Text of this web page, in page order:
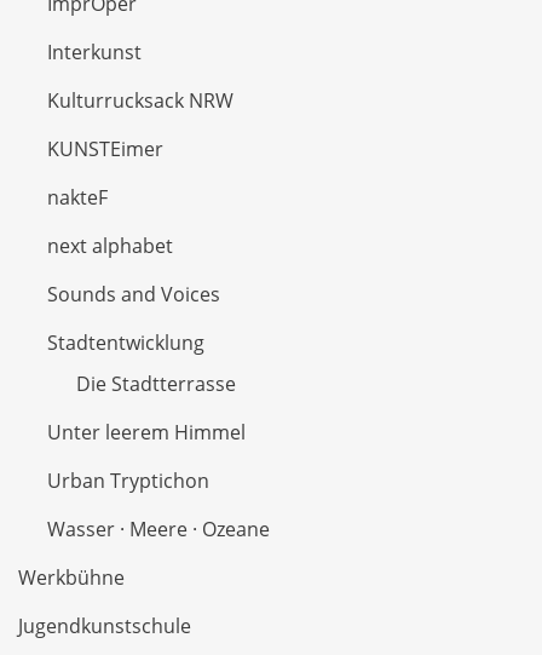
Interkunst
Kulturrucksack NRW
KUNSTEimer
nakteF
next alphabet
Sounds and Voices
Stadtentwicklung
Die Stadtterrasse
Unter leerem Himmel
Urban Tryptichon
Wasser · Meere · Ozeane
Werkbühne
Jugendkunstschule